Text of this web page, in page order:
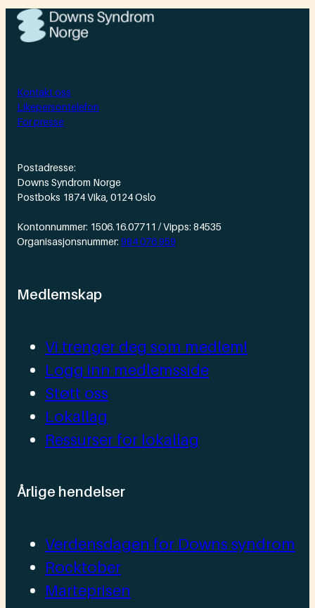
Kontakt oss
Likepersontelefon
For presse
Postadresse:
Downs Syndrom Norge
Postboks 1874 Vika, 0124 Oslo
Kontonnummer: 1506.16.07711 / Vipps: 84535
Organisasjonsnummer: 984 076 959
Medlemskap
Vi trenger deg som medlem!
Logg inn medlemsside
Støtt oss
Lokallag
Ressurser for lokallag
Årlige hendelser
Verdensdagen for Downs syndrom
Rocktober
Marteprisen